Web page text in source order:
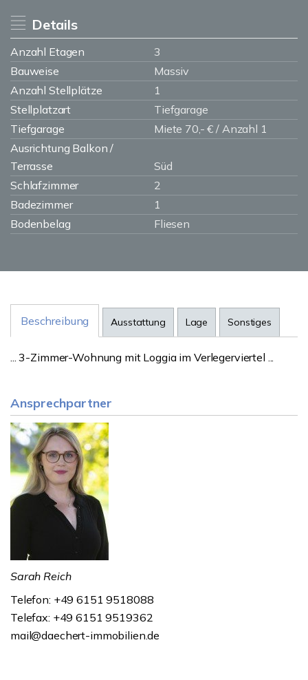
Details
Anzahl Etagen
3
Bauweise
Massiv
Anzahl Stellplätze
1
Stellplatzart
Tiefgarage
Tiefgarage
Miete 70,- € / Anzahl 1
Ausrichtung Balkon /
Terrasse
Süd
Schlafzimmer
2
Badezimmer
1
Bodenbelag
Fliesen
Beschreibung Ausstattung Lage Sonstiges
... 3-Zimmer-Wohnung mit Loggia im Verlegerviertel ...
Ansprechpartner
Sarah Reich
Telefon: +49 6151 9518088
Telefax: +49 6151 9519362
mail@daechert-immobilien.de